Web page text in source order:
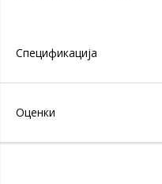
Спецификација
Оценки